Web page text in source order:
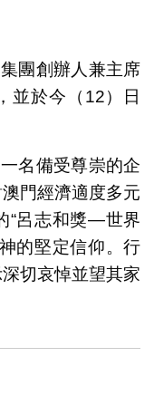
團創辦人兼主席
並於今（12）日
名備受尊崇的企
門經濟適度多元
“呂志和獎—世界
的堅定信仰。行
切哀悼並望其家